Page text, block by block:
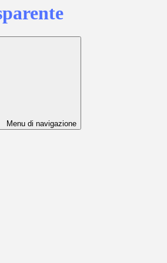
Menu di navigazione